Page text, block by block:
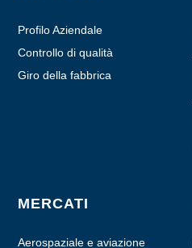
Profilo Aziendale
Controllo di qualità
Giro della fabbrica
MERCATI
Aerospaziale e aviazione